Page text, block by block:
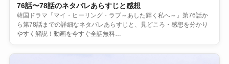
76話〜78話のネタバレあらすじと感想
韓国ドラマ『マイ・ヒーリング・ラブ～あした輝く私へ～』第76話か
ら第78話までの詳細なネタバレあらすじと、見どころ・感想を分かり
やすく解説！動画を今すぐ全話無料…